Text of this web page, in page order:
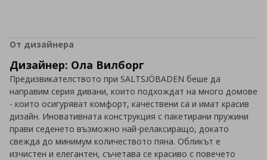
От дизайнера
Дизайнер: Ола Вилборг
Предизвикателството при SALTSJÖBADEN беше да
направим серия дивани, които подхождат на много домове
- които осигуряват комфорт, качествени са и имат красив
дизайн. Иновативната конструкция с пакетирани пружини
прави седенето възможно най-релаксиращо, докато
свежда до минимум количеството пяна. Обликът е
изчистен и елегантен, съчетава се красиво с повечето